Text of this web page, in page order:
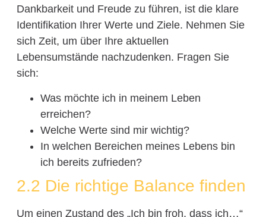
Dankbarkeit und Freude zu führen, ist die klare
Identifikation Ihrer Werte und Ziele. Nehmen Sie
sich Zeit, um über Ihre aktuellen
Lebensumstände nachzudenken. Fragen Sie
sich:
Was möchte ich in meinem Leben
erreichen?
Welche Werte sind mir wichtig?
In welchen Bereichen meines Lebens bin
ich bereits zufrieden?
2.2 Die richtige Balance finden
Um einen Zustand des „Ich bin froh, dass ich…“